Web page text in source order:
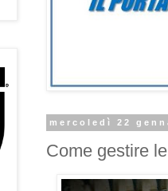
mercoledì 22
Come gestire